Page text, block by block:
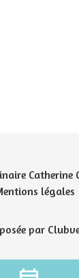
Catherine
légales
par